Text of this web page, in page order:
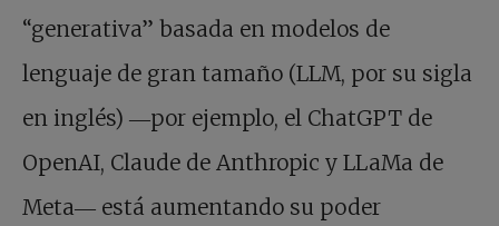
“generativa” basada en modelos de
lenguaje de gran tamaño (LLM, por su sigla
en inglés) ―por ejemplo, el ChatGPT de
OpenAI, Claude de Anthropic y LLaMa de
Meta― está aumentando su poder